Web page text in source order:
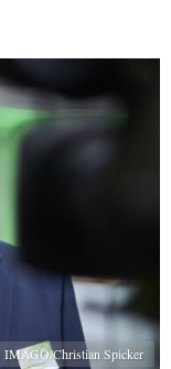
IMAGO/Christian Spicker